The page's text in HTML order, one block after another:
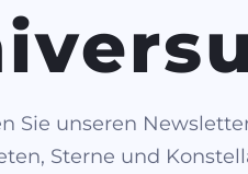
Sie unseren
Sterne und